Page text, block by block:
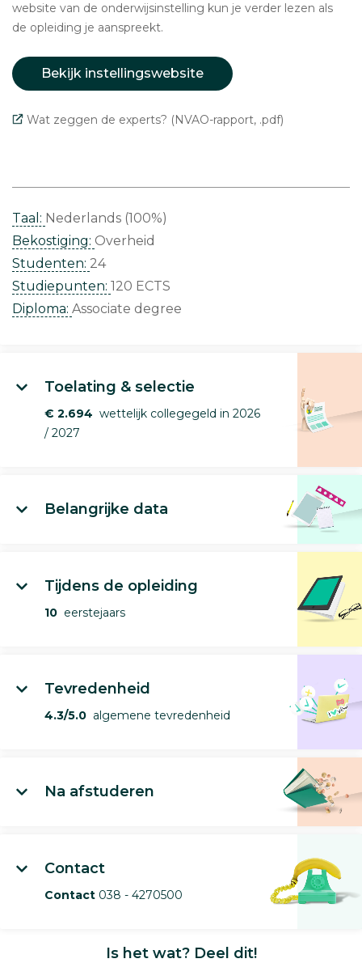
website van de onderwijsinstelling kun je verder lezen als
de opleiding je aanspreekt.
Bekijk instellingswebsite
Wat zeggen de experts? (NVAO-rapport, .pdf)
Taal: Nederlands (100%)
Bekostiging: Overheid
Studenten: 24
Studiepunten: 120 ECTS
Diploma: Associate degree
Toelating & selectie
€ 2.694 wettelijk collegegeld in 2026
/ 2027
Belangrijke data
Tijdens de opleiding
10 eerstejaars
Tevredenheid
4.3/5.0 algemene tevredenheid
Na afstuderen
Contact
Contact 038 - 4270500
Is het wat? Deel dit!